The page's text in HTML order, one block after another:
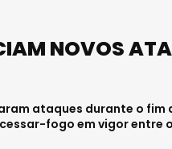
NOVOS
ataques durante o fim
fogo em vigor entre